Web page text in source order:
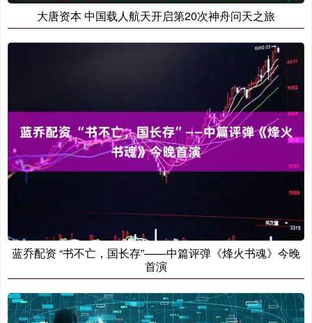
大唐资本 中国载人航天开启第20次神舟问天之旅
蓝乔配资 “书不亡，国长存”——中篇评弹《烽火书魂》今晚
首演